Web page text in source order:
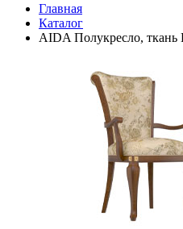
Главная
Каталог
AIDA Полукресло, ткань